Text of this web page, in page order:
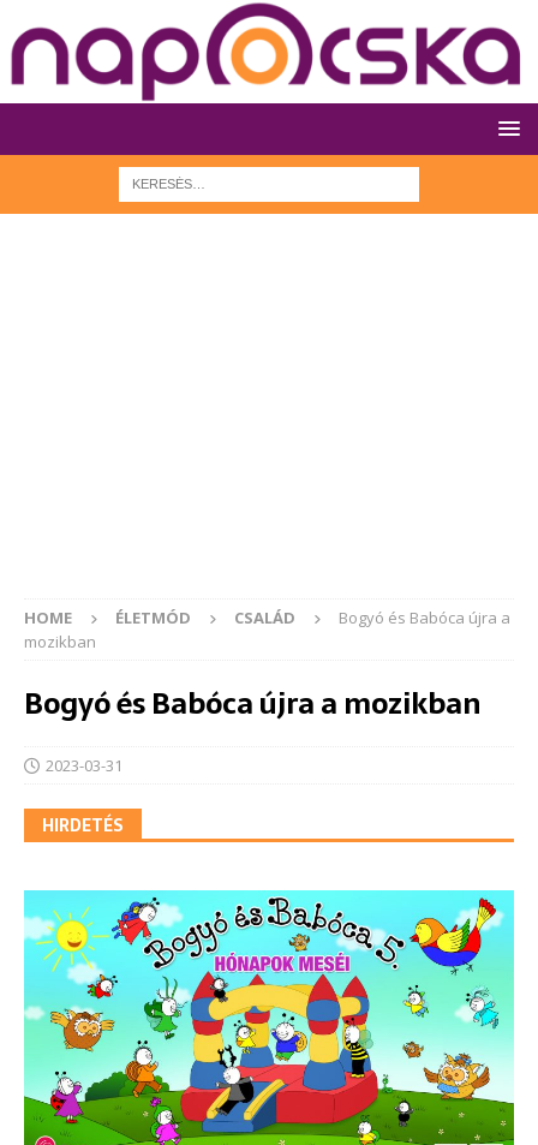
HOME ÉLETMÓD CSALÁD
Bogyó és Babóca újra a
mozikban
Bogyó és Babóca újra a mozikban
2023-03-31
HIRDETÉS